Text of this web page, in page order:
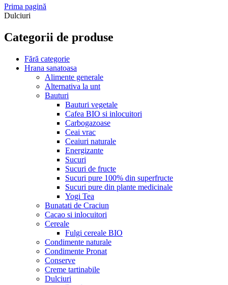
Prima pagină
Dulciuri
Categorii de produse
Fără categorie
Hrana sanatoasa
Alimente generale
Alternativa la unt
Bauturi
Bauturi vegetale
Cafea BIO si inlocuitori
Carbogazoase
Ceai vrac
Ceaiuri naturale
Energizante
Sucuri
Sucuri de fructe
Sucuri pure 100% din superfructe
Sucuri pure din plante medicinale
Yogi Tea
Bunatati de Craciun
Cacao si inlocuitori
Cereale
Fulgi cereale BIO
Condimente naturale
Condimente Pronat
Conserve
Creme tartinabile
Dulciuri